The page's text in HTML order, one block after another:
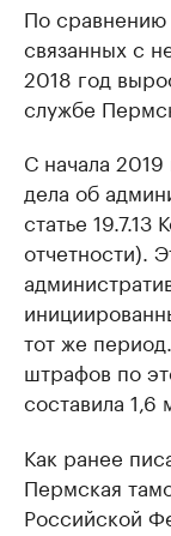
По сравнению
связанных с
2018 год
службе
С начала
дела об
статье
отчетности).
тот же
штрафов по
составила 1,6
Как ранее
Пермская
Российской